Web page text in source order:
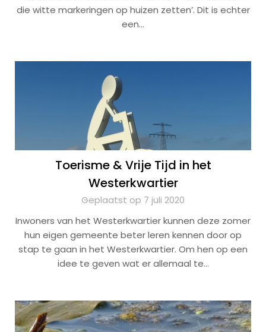
die witte markeringen op huizen zetten’. Dit is echter
een…
Toerisme & Vrije Tijd in het
Westerkwartier
Geplaatst op 7 juli 2020
Inwoners van het Westerkwartier kunnen deze zomer
hun eigen gemeente beter leren kennen door op
stap te gaan in het Westerkwartier. Om hen op een
idee te geven wat er allemaal te…